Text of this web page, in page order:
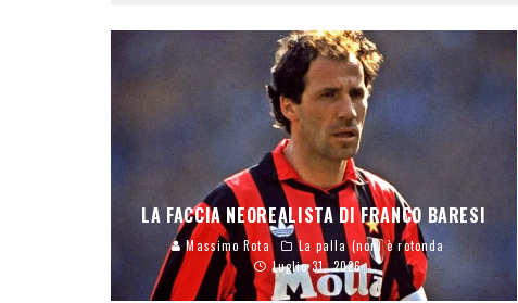
LA FACCIA NEOREALISTA DI FRANCO BARESI
Massimo Rota
La palla (non) è rotonda
Luglio 31, 2026